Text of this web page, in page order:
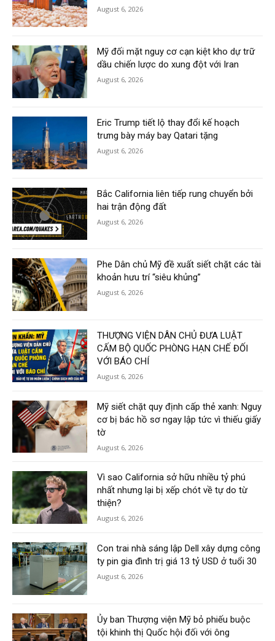
August 6, 2026
Mỹ đối mặt nguy cơ cạn kiệt kho dự trữ
dầu chiến lược do xung đột với Iran
August 6, 2026
Eric Trump tiết lộ thay đổi kế hoạch
trưng bày máy bay Qatari tặng
August 6, 2026
Bắc California liên tiếp rung chuyển bởi
hai trận động đất
August 6, 2026
Phe Dân chủ Mỹ đề xuất siết chặt các tài
khoản hưu trí “siêu khủng”
August 6, 2026
THƯỢNG VIỆN DÂN CHỦ ĐƯA LUẬT
CẤM BỘ QUỐC PHÒNG HẠN CHẾ ĐỐI
VỚI BÁO CHÍ
August 6, 2026
Mỹ siết chặt quy định cấp thẻ xanh: Nguy
cơ bị bác hồ sơ ngay lập tức vì thiếu giấy
tờ
August 6, 2026
Vì sao California sở hữu nhiều tỷ phú
nhất nhưng lại bị xếp chót về tự do từ
thiện?
August 6, 2026
Con trai nhà sáng lập Dell xây dựng công
ty pin gia đình trị giá 13 tỷ USD ở tuổi 30
August 6, 2026
Ủy ban Thượng viện Mỹ bỏ phiếu buộc
tội khinh thị Quốc hội đối với ông